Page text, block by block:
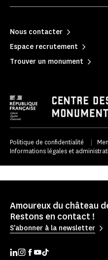
Nous contacter
Espace recrutement
Trouver un monument
Politique de confidentialité |
Informations légales et
Amoureux du château
Restons en contact !
S'abonner à la newsletter